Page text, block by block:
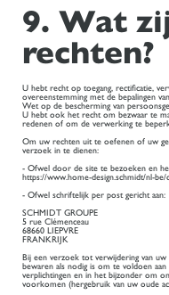
9. Wat
rechten?
U hebt recht op toegang, rectificatie,
overeenstemming met de bepalingen
Wet op de bescherming van
U hebt ook het recht om bezwaar te
redenen of om de verwerking te
Om uw rechten uit te oefenen of uw
verzoek in te dienen:
- Ofwel door de site te bezoeken en
https://www.home-design.schmidt/nl-be/
- Ofwel schriftelijk per post gericht aan:
SCHMIDT GROUPE
5 rue Clémenceau
68660 LIEPVRE
FRANKRIJK
Bij een verzoek tot verwijdering van uw
bewaren als nodig is om te voldoen
verplichtingen en in het bijzonder om
voorkomen (hergebruik van uw oude